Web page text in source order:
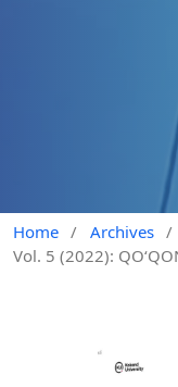
Home / Archives /
Vol. 5 (2022):